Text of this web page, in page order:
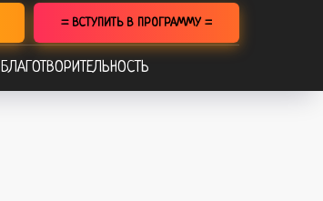
= ВСТУПИТЬ В ПРОГРАММУ =
БЛАГОТВОРИТЕЛЬНОСТЬ